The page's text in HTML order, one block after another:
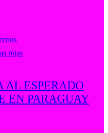
rojas
AL ESPERADO
EN PARAGUAY